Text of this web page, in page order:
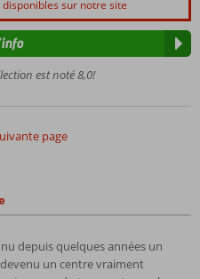
sur notre site
est noté 8,0!
page
depuis quelques années un
un centre vraiment